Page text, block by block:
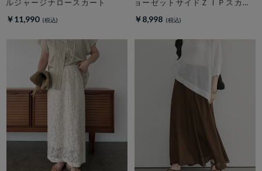
ルジャージナロースカート
￥11,990
ョーゼットサイドＺＩＰスカー
￥8,998